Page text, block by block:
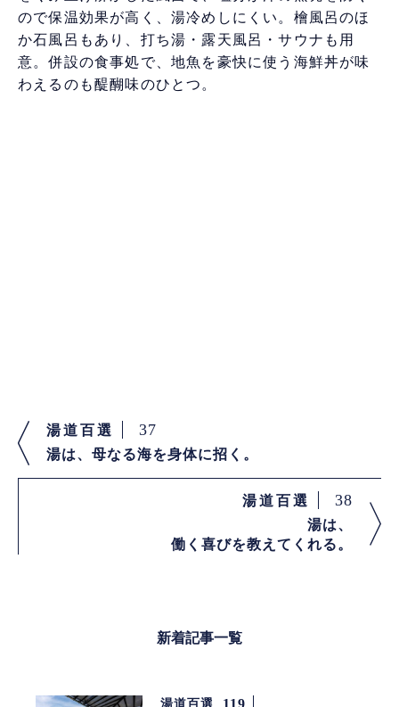
ので保温効果が高く、湯冷めしにくい。檜風呂のほ
か石風呂もあり、打ち湯・露天風呂・サウナも用
意。併設の食事処で、地魚を豪快に使う海鮮丼が味
わえるのも醍醐味のひとつ。
湯道百選 37
湯は、母なる海を身体に招く。
湯道百選 38
湯は、
働く喜びを教えてくれる。
新着記事一覧
湯道百選 119